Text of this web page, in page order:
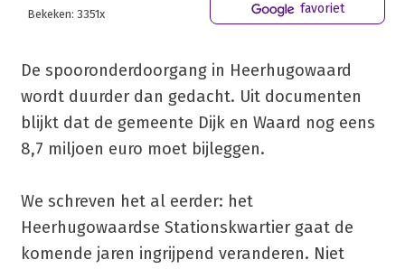
Bekeken: 3351x
favoriet
De spooronderdoorgang in Heerhugowaard
wordt duurder dan gedacht. Uit documenten
blijkt dat de gemeente Dijk en Waard nog eens
8,7 miljoen euro moet bijleggen.
We schreven het al eerder: het
Heerhugowaardse Stationskwartier gaat de
komende jaren ingrijpend veranderen. Niet